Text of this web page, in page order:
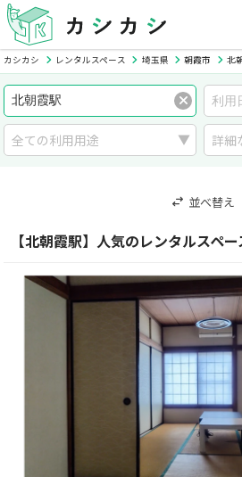
カシカシ レンタルスペース 埼玉県 朝霞市 北
詳細
並べ替え
【北朝霞駅】人気のレンタルスペー